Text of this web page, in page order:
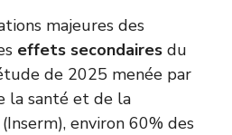
majeures des
effets secondaires du
de 2025 menée par
la santé et de la
environ 60% des